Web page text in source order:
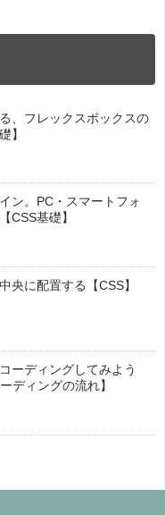
、フレックスボックスの
】
ン。PC・スマートフォ
CSS基礎】
央に配置する【CSS】
ーディングしてみよう
ディングの流れ】